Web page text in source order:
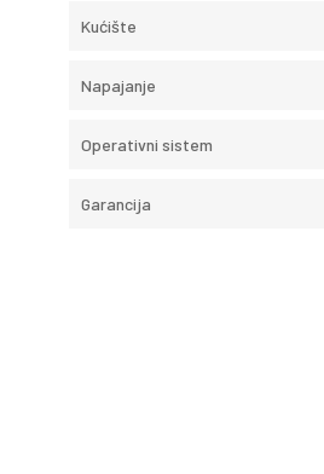
Kućište
Napajanje
Operativni sistem
Garancija